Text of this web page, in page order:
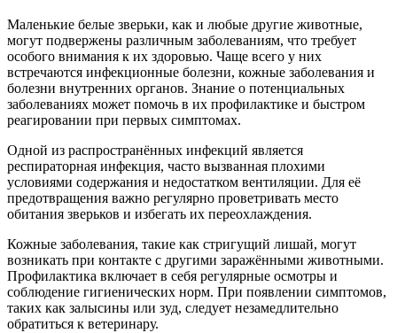
Маленькие белые зверьки, как и любые другие животные,
могут подвержены различным заболеваниям, что требует
особого внимания к их здоровью. Чаще всего у них
встречаются инфекционные болезни, кожные заболевания и
болезни внутренних органов. Знание о потенциальных
заболеваниях может помочь в их профилактике и быстром
реагировании при первых симптомах.
Одной из распространённых инфекций является
респираторная инфекция, часто вызванная плохими
условиями содержания и недостатком вентиляции. Для её
предотвращения важно регулярно проветривать место
обитания зверьков и избегать их переохлаждения.
Кожные заболевания, такие как стригущий лишай, могут
возникать при контакте с другими заражёнными животными.
Профилактика включает в себя регулярные осмотры и
соблюдение гигиенических норм. При появлении симптомов,
таких как залысины или зуд, следует незамедлительно
обратиться к ветеринару.